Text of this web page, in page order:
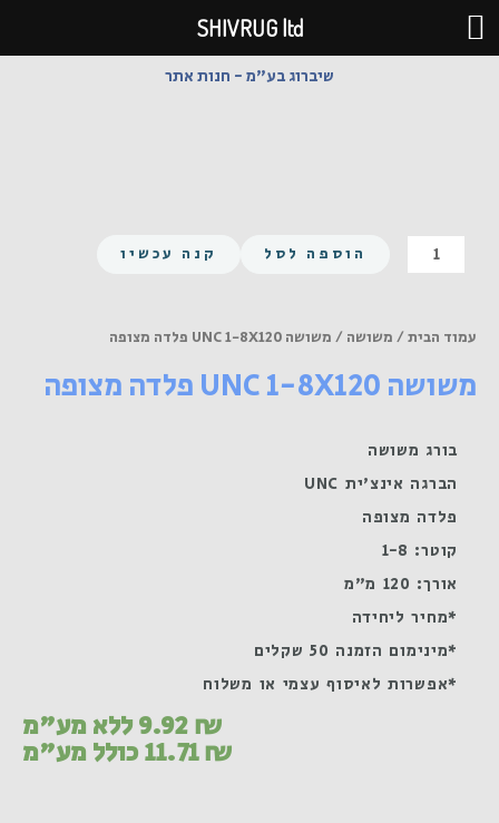
דילוג
לתוכן
שיברוג בע"מ - חנות אתר
כמות
של
8X120
הוספה לסל קנה עכשיו
עמוד הבית/ משושה / משושה UNC 1-8X120 פלדה מצופה
משושה UNC 1-8X120 פלדה מצופה
בורג משושה
הברגה אינצ'ית UNC
פלדה מצופה
קוטר: 1-8
אורך: 120 מ"מ
*מחיר ליחידה
*מינימום הזמנה 50 שקלים
*אפשרות לאיסוף עצמי או משלוח
9.92₪ ללא מע"מ
11.71₪ כולל מע"מ
SHIVRUG ltd